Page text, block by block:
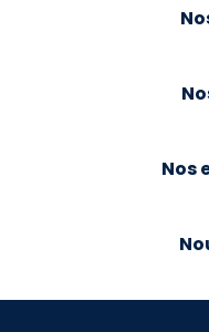
Nos